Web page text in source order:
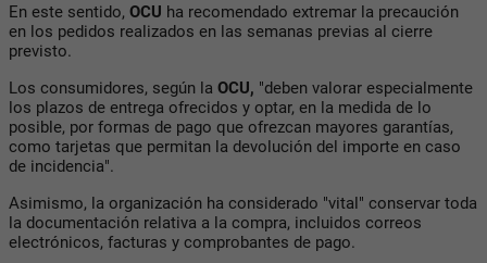
En este sentido, OCU ha recomendado extremar la precaución
en los pedidos realizados en las semanas previas al cierre
previsto.
Los consumidores, según la OCU, "deben valorar especialmente
los plazos de entrega ofrecidos y optar, en la medida de lo
posible, por formas de pago que ofrezcan mayores garantías,
como tarjetas que permitan la devolución del importe en caso
de incidencia".
Asimismo, la organización ha considerado "vital" conservar toda
la documentación relativa a la compra, incluidos correos
electrónicos, facturas y comprobantes de pago.